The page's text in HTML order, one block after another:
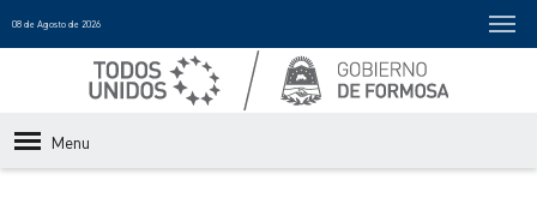
08 de Agosto de 2026
Menu